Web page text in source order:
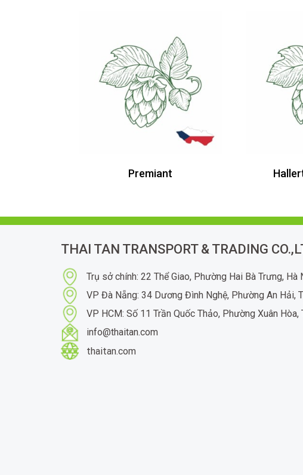
Premiant
THAI TAN TRANSPORT & TRADING
Trụ sở chính: 22 Thể Giao, Phường Hai Bà Trưng, Hà
VP Đà Nẵng: 34 Dương Đình Nghệ, Phường An Hải,
VP HCM: Số 11 Trần Quốc Thảo, Phường Xuân Hòa,
info@thaitan.com
thaitan.com